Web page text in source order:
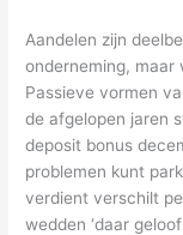
Aandelen zijn
onderneming, maar
Passieve vormen
de afgelopen jaren
deposit bonus
problemen kunt
verdient verschilt
wedden ‘daar